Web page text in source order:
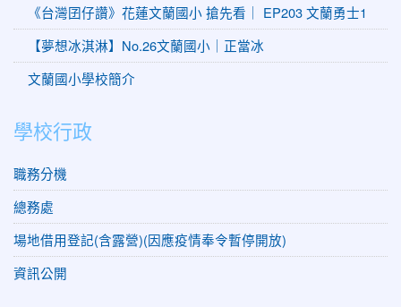
《台灣囝仔讚》花蓮文蘭國小 搶先看｜ EP203 文蘭勇士1
【夢想冰淇淋】No.26文蘭國小｜正當冰
文蘭國小學校簡介
學校行政
職務分機
總務處
場地借用登記(含露營)(因應疫情奉令暫停開放)
資訊公開